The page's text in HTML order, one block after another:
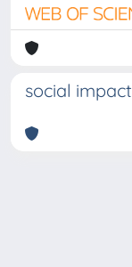
social impact